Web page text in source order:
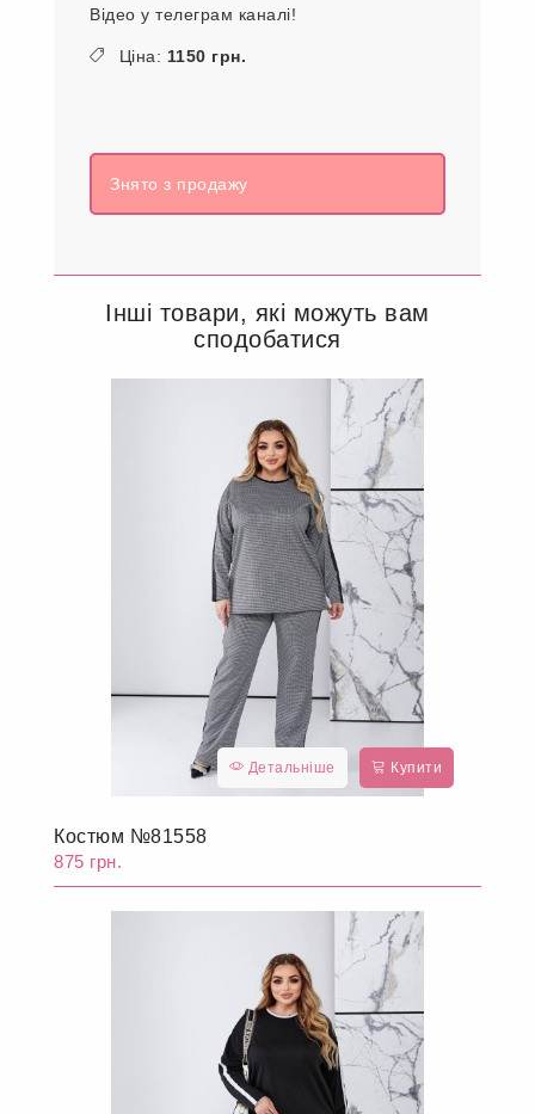
Відео у телеграм каналі!
Ціна: 1150 грн.
Знято з продажу
Інші товари, які можуть вам
сподобатися
Детальніше Купити
Костюм №81558
875 грн.